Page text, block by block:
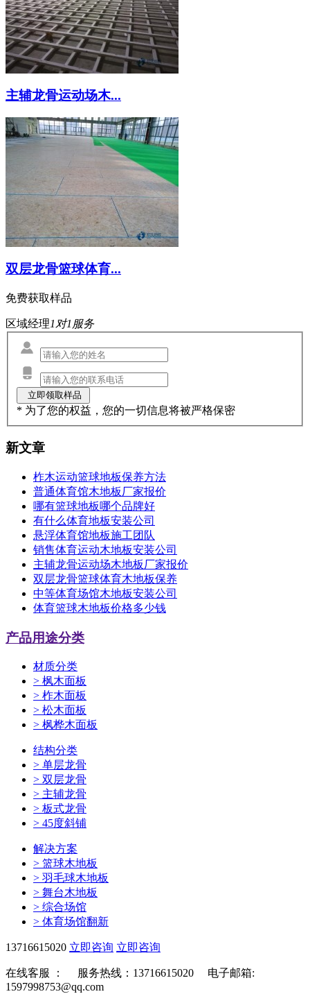
主辅龙骨运动场木...
双层龙骨篮球体育...
免费获取样品
区域经理1对1服务
* 为了您的权益，您的一切信息将被严格保密
新文章
柞木运动篮球地板保养方法
普通体育馆木地板厂家报价
哪有篮球地板哪个品牌好
有什么体育地板安装公司
悬浮体育馆地板施工团队
销售体育运动木地板安装公司
主辅龙骨运动场木地板厂家报价
双层龙骨篮球体育木地板保养
中等体育场馆木地板安装公司
体育篮球木地板价格多少钱
产品用途分类
材质分类
> 枫木面板
> 柞木面板
> 松木面板
> 枫桦木面板
结构分类
> 单层龙骨
> 双层龙骨
> 主辅龙骨
> 板式龙骨
> 45度斜铺
解决方案
> 篮球木地板
> 羽毛球木地板
> 舞台木地板
> 综合场馆
> 体育场馆翻新
13716615020 立即咨询 立即咨询
在线客服 ：
服务热线：13716615020 电子邮箱:
1597998753@qq.com